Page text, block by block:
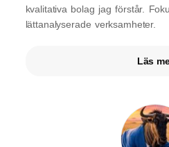
kvalitativa bolag jag förstår.
lättanalyserade verksamheter.
Läs